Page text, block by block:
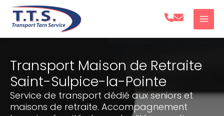
Aller
Transport Maison de Retraite
Saint-Sulpice-la-Pointe
Service de transport dédié aux seniors et
maisons de retraite. Accompagnement